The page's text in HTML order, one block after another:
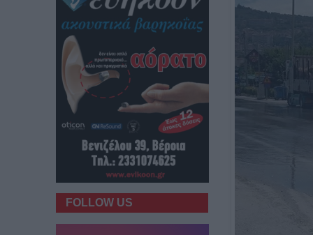
FOLLOW US